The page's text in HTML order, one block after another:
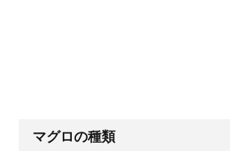
イギリスといえばみなさんどん
マグロの種類